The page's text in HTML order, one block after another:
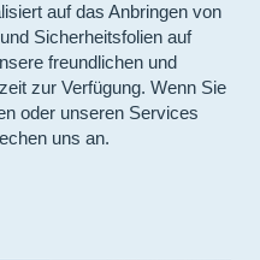
auf das Anbringen von
Sicherheitsfolien auf
freundlichen und
zur Verfügung. Wenn Sie
oder unseren Services
uns an.